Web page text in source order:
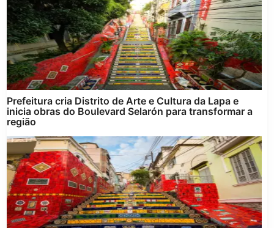
Prefeitura cria Distrito de Arte e Cultura da Lapa e
inicia obras do Boulevard Selarón para transformar a
região